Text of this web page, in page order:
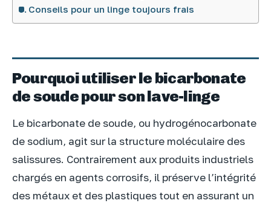
Conseils pour un linge toujours frais
Pourquoi utiliser le bicarbonate
de soude pour son lave-linge
Le bicarbonate de soude, ou hydrogénocarbonate
de sodium, agit sur la structure moléculaire des
salissures. Contrairement aux produits industriels
chargés en agents corrosifs, il préserve l’intégrité
des métaux et des plastiques tout en assurant un